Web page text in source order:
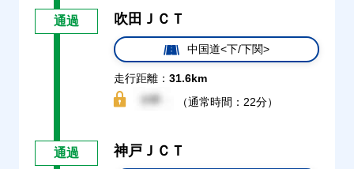
通過 吹田ＪＣＴ
中国道<下/下関>
走行距離： 31.6km
（通常時間：22分）
通過 神戸ＪＣＴ